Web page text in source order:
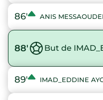
86' ANIS
88' But de
89' IMAD_EDDINE